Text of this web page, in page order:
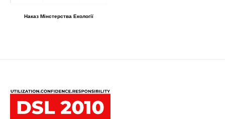
Наказ Мінстерства Екології